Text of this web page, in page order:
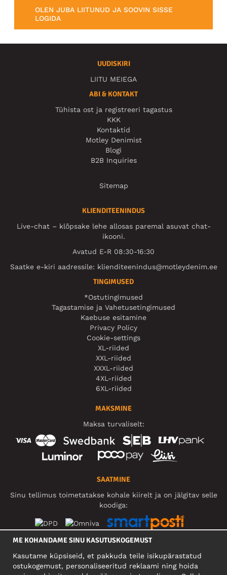
OLEN JUBA LIITUNUD JA SOOVIN SISSE
LOGIDA
UUDISKIRI
LIITU MEIEGA
ABI & KONTAKT
Tühista ost ja registreeri tagastus
KKK
Kontaktid
Motley Denimist
Blogi
B2B Inquiries
Sitemap
KLIENDITEENINDUS
Live-chat – klõpsake lehe allosas paremal asuvat chat-
ikooni.
Avatud E-R 08:30-16:30
Saatke e-kiri aadressile: klienditeenindus@motleydenim.ee
TINGIMUSED
*Ostutingimused
Tagastamise ja Vahetusetingimused
Kaebuse esitamine
Privacy Policy
Cookie-settings
XL-riided
XXL-riided
XXXL-riided
4XL-riided
6XL-riided
MAKSMINE
Maksa turvaliselt:
SAATMINE
Sinu tellimus toimetatakse kohale kiirelt ja on jälgitav selle
koodiga:
ME KOHANDAME SINU KASUTUSKOGEMUST
Kasutame küpsiseid, et pakkuda teile isikupärastatud
ostukogemust, personaliseeritud reklaami ning hoida